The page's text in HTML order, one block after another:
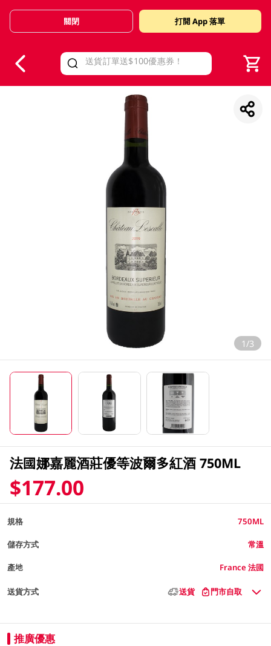
Valid Until 30 June 2026
關閉 打開 App 落單
1/3
法國娜嘉麗酒莊優等波爾多紅酒 750ML
$177.00
規格 750ML
儲存方式 常溫
產地 France 法國
送貨方式 送貨 門市自取
推廣優惠